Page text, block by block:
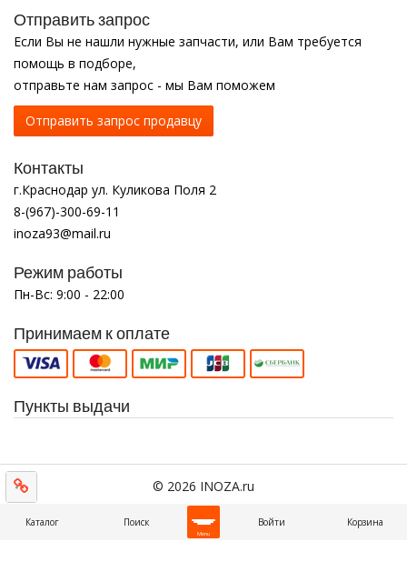
Отправить запрос
Если Вы не нашли нужные запчасти, или Вам требуется
помощь в подборе,
отправьте нам запрос - мы Вам поможем
Отправить запрос продавцу
Контакты
г.Краснодар ул. Куликова Поля 2
8-(967)-300-69-11
inoza93@mail.ru
Режим работы
Пн-Вс: 9:00 - 22:00
Принимаем к оплате
Пункты выдачи
© 2026 INOZA.ru